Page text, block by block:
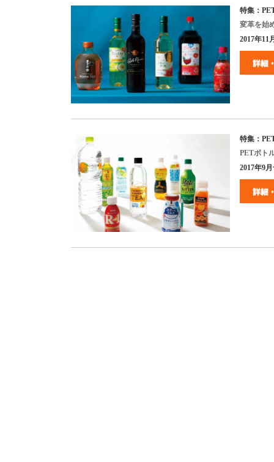
特集：
変革を始
2017年11
特集：
PETボト
2017年9月